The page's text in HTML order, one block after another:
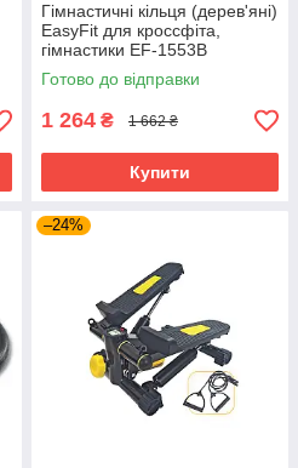
Гімнастичні кільця (дерев'яні)
EasyFit для кроссфіта,
гімнастики EF-1553B
Готово до відправки
1 264 ₴ 1 662 ₴
Купити
–24%